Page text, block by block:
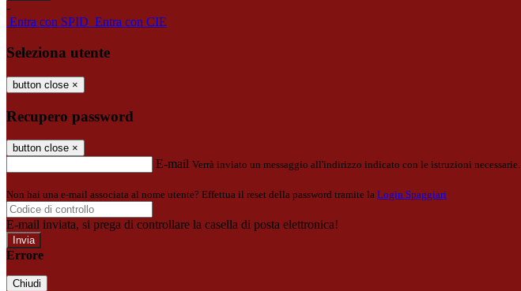
-
Entra con SPID Entra con CIE
Seleziona utente
button close ×
Recupero password
button close ×
E-mail Verrà inviato un messaggio all'indirizzo indicato con le istruzioni necessarie.
Non hai una e-mail associata al nome utente? Effettua il reset della password tramite la Login Spaggiari
E-mail inviata, si prega di controllare la casella di posta elettronica!
Errore
Chiudi